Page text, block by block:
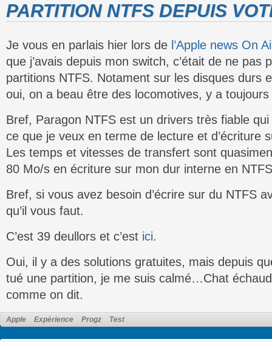
PARTITION NTFS DEPUIS
Je vous en parlais hier lors de l’Apple news On
que j’avais depuis mon switch, c’était de ne pas
partitions NTFS. Notament sur les disques durs
oui, on a beau être des locomotives, y a
Bref, Paragon NTFS est un drivers très fiable
ce que je veux en terme de lecture et d’écriture
Les temps et vitesses de transfert sont
80 Mo/s en écriture sur mon dur interne en
Bref, si vous avez besoin d’écrire sur du NTFS
qu’il vous faut.
C’est 39 deullors et c’est ici.
Oui, il y a des solutions gratuites, mais depuis
tué une partition, je me suis calmé…Chat
comme on dit.
Apple Expérience Progz Test